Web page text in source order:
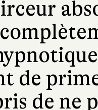
de
de ne